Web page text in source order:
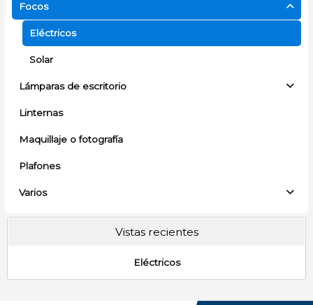
Focos
Eléctricos
Solar
Lámparas de escritorio
Linternas
Maquillaje o fotografía
Plafones
Varios
Vistas recientes
Eléctricos